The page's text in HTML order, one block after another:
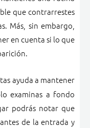
que contrarrestes
Más, sin embargo,
en cuenta si lo que
ayuda a mantener
examinas a fondo
podrás notar que
de la entrada y